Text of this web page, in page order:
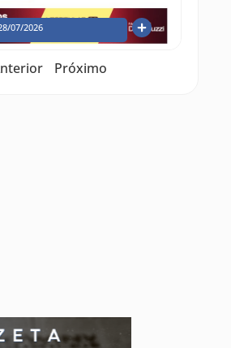
07/2026
Próximo